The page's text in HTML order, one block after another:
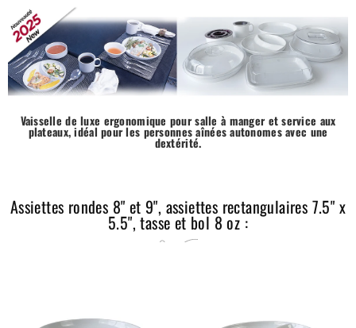
Vaisselle de luxe ergonomique pour salle à manger et service aux
plateaux, idéal pour les personnes aînées autonomes avec une
dextérité.
Assiettes rondes 8" et 9", assiettes rectangulaires 7.5" x
5.5", tasse et bol 8 oz :